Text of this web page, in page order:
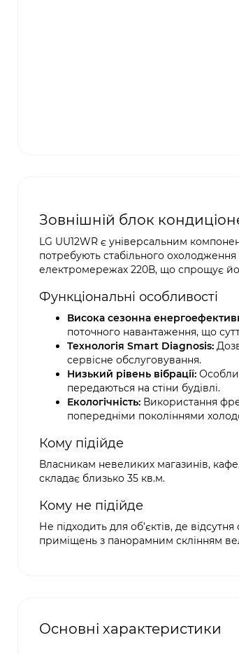
Зовнішній блок
LG UU12WR є універсальним
потребують стабільного
електромережах 220В, що спрощує
Функціональні особливості
Висока сезонна
поточного навантаження, що
Технологія Smart Diagnosis:
сервісне обслуговування.
Низький рівень вібрації:
передаються на стіни будівлі.
Екологічність: Використання
попередніми поколіннями
Кому підійде
Власникам невеликих магазинів,
складає близько 35 кв.м.
Кому не підійде
Не підходить для об’єктів, де
приміщень з панорамним склінням
Основні характеристики